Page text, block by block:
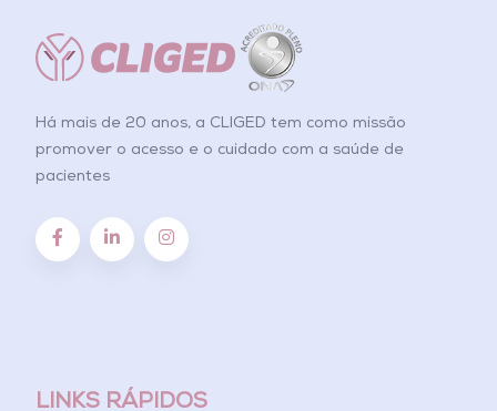
Há mais de 20 anos, a CLIGED tem como missão
promover o acesso e o cuidado com a saúde de
pacientes
LINKS RÁPIDOS